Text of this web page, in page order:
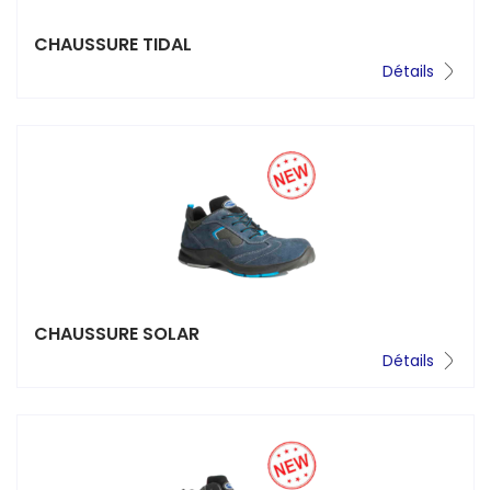
CHAUSSURE TIDAL
Détails
CHAUSSURE SOLAR
Détails